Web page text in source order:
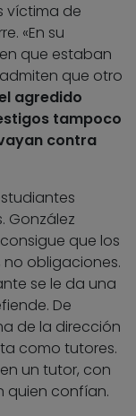
víctima de
«En su
que estaban
que otro
agredido
tampoco
contra
González
que los
obligaciones.
se le da una
De
de la dirección
como tutores.
un tutor, con
quien confían.